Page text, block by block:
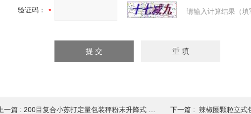
验证码： 请输入计算结果（
上一篇 : 200目复合小苏打定量包装秤粉末升降式 包装设备 下一篇 : 辣椒圈颗粒立式